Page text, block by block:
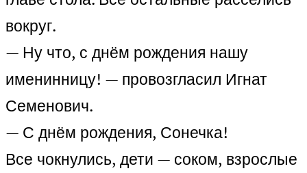
вокруг.
— Ну что, с днём рождения нашу
именинницу! — провозгласил Игнат
Семенович.
— С днём рождения, Сонечка!
Все чокнулись, дети — соком, взрослые